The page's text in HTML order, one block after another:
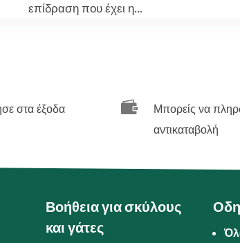
επίδραση που έχει η...
στα έξοδα

Μπορείς να
αντικαταβολή
Βοήθεια για σκύλους
και γάτες